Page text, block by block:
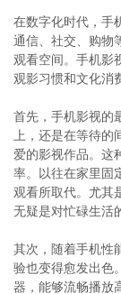
在数字化时代，手
通信、社交、购物
观看空间。手机影
观影习惯和文化消
首先，手机影视的
上，还是在等待
爱的影视作品。这
率。以往在家里固
观看所取代。尤其
无疑是对忙碌生活
其次，随着手机性
验也变得愈发出色
器，能够流畅播放